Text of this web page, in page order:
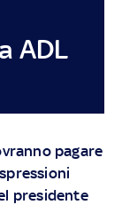
ADL
pagare
presidente